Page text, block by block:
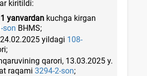
kiritildi:
1 yanvardan kuchga kirgan
son BHMS;
yildagi 108-
qarori, 13.03.2025 y.
raqami 3294-2-son;